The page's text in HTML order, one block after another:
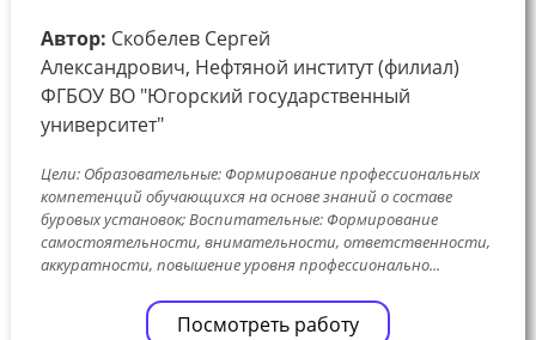
Автор: Скобелев Сергей
Александрович, Нефтяной институт (филиал)
ФГБОУ ВО "Югорский государственный
университет"
Цели: Образовательные: Формирование профессиональных
компетенций обучающихся на основе знаний о составе
буровых установок; Воспитательные: Формирование
самостоятельности, внимательности, ответственности,
аккуратности, повышение уровня профессионально...
Посмотреть работу